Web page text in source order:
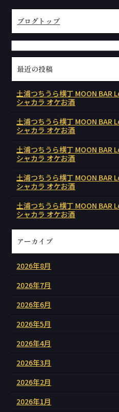
ブログトップ
最近の投稿
土浦つちうら横丁 MOON BAR
シャカラ オケお酒
土浦つちうら横丁 MOON BAR
シャカラ オケお酒
土浦つちうら横丁 MOON BAR
シャカラ オケお酒
土浦つちうら横丁 MOON BAR
シャカラ オケお酒
土浦つちうら横丁 MOON BAR
シャカラ オケお酒
アーカイブ
2026年8月
2026年7月
2026年6月
2026年5月
2026年4月
2026年3月
2026年2月
2026年1月